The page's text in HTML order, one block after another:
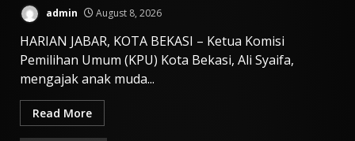
admin August 8, 2026
HARIAN JABAR, KOTA BEKASI – Ketua Komisi
Pemilihan Umum (KPU) Kota Bekasi, Ali Syaifa,
mengajak anak muda...
Read More